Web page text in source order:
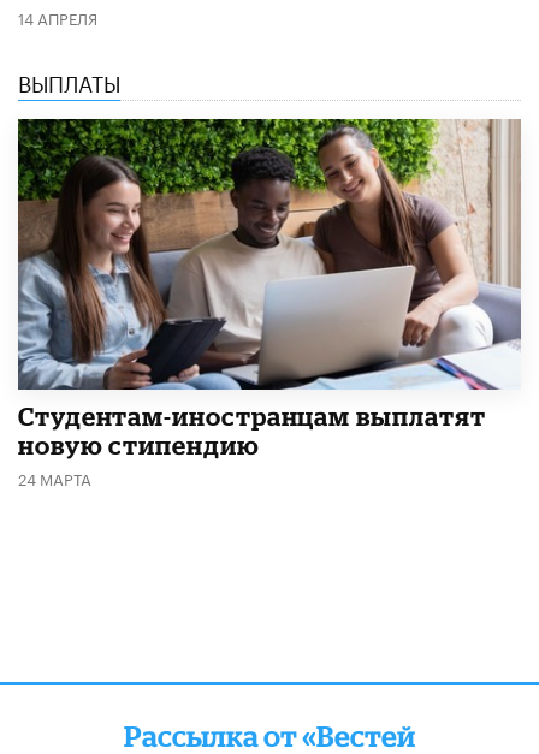
14 АПРЕЛЯ
ВЫПЛАТЫ
Студентам-иностранцам выплатят
новую стипендию
24 МАРТА
Рассылка от «Вестей